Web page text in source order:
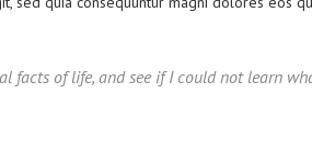
of life, and see if I could not learn